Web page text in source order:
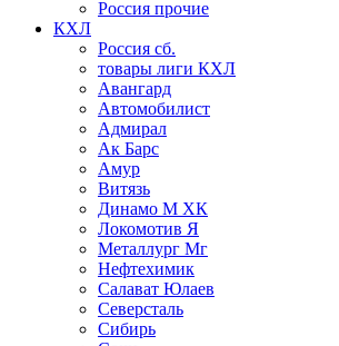
Россия прочие
КХЛ
Россия сб.
товары лиги КХЛ
Авангард
Автомобилист
Адмирал
Ак Барс
Амур
Витязь
Динамо М ХК
Локомотив Я
Металлург Мг
Нефтехимик
Салават Юлаев
Северсталь
Сибирь